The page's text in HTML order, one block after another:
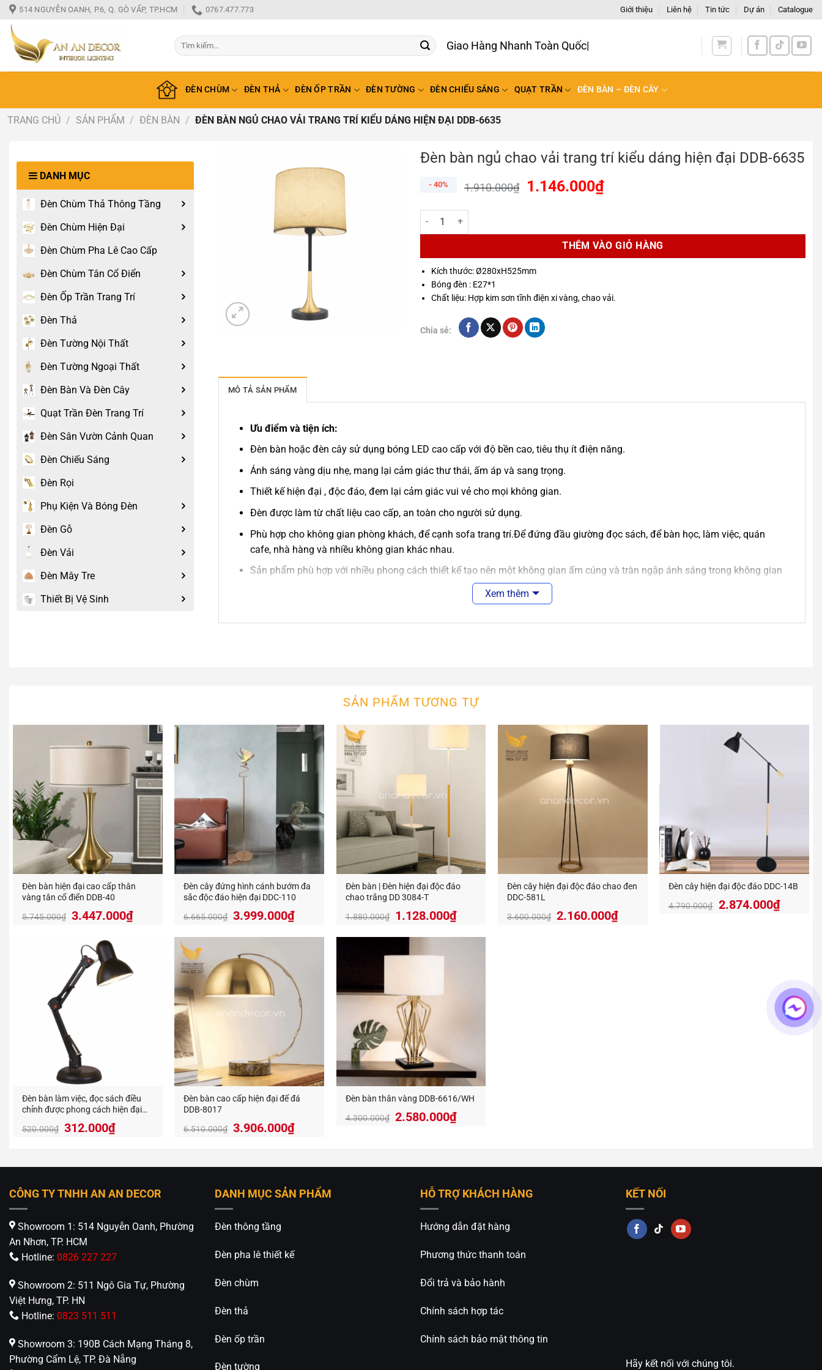
Bỏ
qua
nội
dung
514 NGUYỄN OANH, P.6, Q. GÒ VẤP, TP.HCM 0767.477.773 Giới thiệu Liên hệ Tin tức Dự án Catalogue
Tìm
kiếm:
Giao Hàng Nhanh Toàn Quốc
ĐÈN CHÙM ĐÈN THẢ ĐÈN ỐP TRẦN ĐÈN TƯỜNG ĐÈN CHIẾU SÁNG QUẠT TRẦN ĐÈN BÀN – ĐÈN CÂY
TRANG CHỦ / SẢN PHẨM / ĐÈN BÀN / ĐÈN BÀN NGỦ CHAO VẢI TRANG TRÍ KIỂU DÁNG HIỆN ĐẠI DDB-6635
DANH MỤC
Đèn Chùm Thả Thông Tầng
Đèn Chùm Hiện Đại
Đèn Chùm Pha Lê Cao Cấp
Đèn Chùm Tân Cổ Điển
Đèn Ốp Trần Trang Trí
Đèn Thả
Đèn Tường Nội Thất
Đèn Tường Ngoại Thất
Đèn Bàn Và Đèn Cây
Quạt Trần Đèn Trang Trí
Đèn Sân Vườn Cảnh Quan
Đèn Chiếu Sáng
Đèn Rọi
Phụ Kiện Và Bóng Đèn
Đèn Gỗ
Đèn Vải
Đèn Mây Tre
Thiết Bị Vệ Sinh
Đèn bàn ngủ chao vải trang trí kiểu dáng hiện đại DDB-6635
- 40% 1.910.000₫ 1.146.000₫
Đèn bàn ngủ chao vải trang trí kiểu dáng hiện đại DDB-6635 số lượng
THÊM VÀO GIỎ HÀNG
Kích thước: Ø280xH525mm
Bóng đèn : E27*1
Chất liệu: Hợp kim sơn tĩnh điện xi vàng, chao vải.
Chia sẻ:
MÔ TẢ SẢN PHẨM
Ưu điểm và tiện ích:
Đèn bàn hoặc đèn cây sử dụng bóng LED cao cấp với độ bền cao, tiêu thụ ít điện năng.
Ánh sáng vàng dịu nhẹ, mang lại cảm giác thư thái, ấm áp và sang trọng.
Thiết kế hiện đại , độc đáo, đem lại cảm giác vui vẻ cho mọi không gian.
Đèn được làm từ chất liệu cao cấp, an toàn cho người sử dụng.
Phù hợp cho không gian phòng khách, để cạnh sofa trang trí.Để đứng đầu giường đọc sách, để bàn học, làm việc, quán
cafe, nhà hàng và nhiều không gian khác nhau.
Sản phẩm phù hợp với nhiều phong cách thiết kế tạo nên một không gian ấm cúng và tràn ngập ánh sáng trong không gian
gia đình bạn hay trong không gian bất kỳ mà bạn yêu thích.
Đèn bàn và đèn cây cao có thiết kế cao cấp phong cách độc đáo.Sự kết hợp hoàn hảo giữa vật liệu dễ dàng lau chùi, thân
thiện.
Xem thêm
SẢN PHẨM TƯƠNG TỰ
Đèn bàn hiện đại cao cấp thân
vàng tân cổ điển DDB-40
5.745.000₫ Giá
5.745.000₫.
3.447.000₫Giá
hiện
3.447.000₫.
Đèn cây đứng hình cánh bướm đa
sắc độc đáo hiện đại DDC-110
6.665.000₫ Giá
là:
6.665.000₫.
3.999.000₫Giá
tại
Đèn bàn | Đèn hiện đại độc đáo
chao trắng DD 3084-T
1.880.000₫ 1.128.000₫
Đèn cây hiện đại độc đáo chao đen
DDC-581L
3.600.000₫ Giá
2.160.000₫Giá
Đèn cây hiện đại độc đáo DDC-14B
4.790.000₫
Giá
2.874.000₫Giá
hiện
Đèn bàn làm việc, đọc sách điều
chỉnh được phong cách hiện đại
520.000₫ Giá
520.000₫.
312.000₫Giá
hiện
là:
Đèn bàn cao cấp hiện đại đế đá
DDB-8017
6.510.000₫ Giá
6.510.000₫.
3.906.000₫Giá
là:
Đèn bàn thân vàng DDB-6616/WH
4.300.000₫ 2.580.000₫
CÔNG TY TNHH AN AN DECOR
Showroom 1: 514 Nguyễn Oanh, Phường
An Nhơn, TP. HCM
Hotline: 0826 227 227
Showroom 2: 511 Ngô Gia Tự, Phường
Việt Hưng, TP. HN
Hotline: 0823 511 511
Showroom 3: 190B Cách Mạng Tháng 8,
Phường Cẩm Lệ, TP. Đà Nẵng
DANH MỤC SẢN PHẨM
Đèn thông tầng
Đèn pha lê thiết kế
Đèn chùm
Đèn thả
Đèn ốp trần
Đèn tường
HỖ TRỢ KHÁCH HÀNG
Hướng dẫn đặt hàng
Phương thức thanh toán
Đổi trả và bảo hành
Chính sách hợp tác
Chính sách bảo mật thông tin
KẾT NỐI
Hãy kết nối với chúng tôi.